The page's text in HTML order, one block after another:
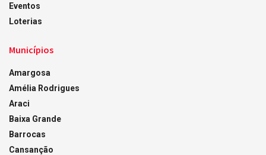
Eventos
Loterias
Municípios
Amargosa
Amélia Rodrigues
Araci
Baixa Grande
Barrocas
Cansanção